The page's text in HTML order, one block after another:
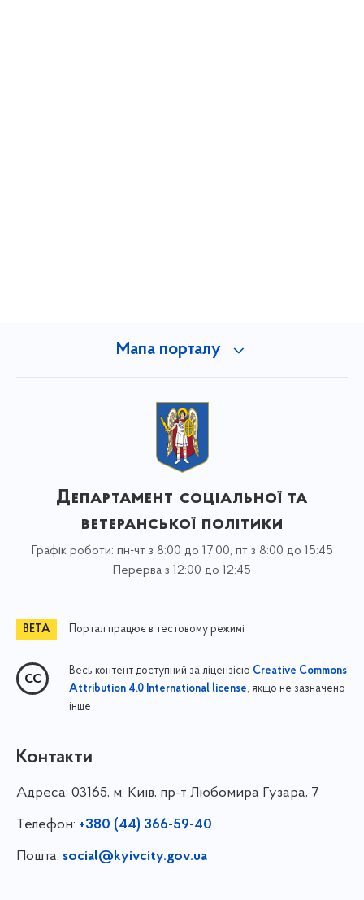
Мапа порталу
Департамент соціальної та
ветеранської політики
Графік роботи: пн-чт з 8:00 до 17:00, пт з 8:00 до 15:45
Перерва з 12:00 до 12:45
Портал працює в тестовому режимі
Весь контент доступний за ліцензією Creative Commons
Attribution 4.0 International license, якщо не зазначено
інше
Контакти
Адреса: 03165, м. Київ, пр-т Любомира Гузара, 7
Телефон: +380 (44) 366-59-40
Пошта: social@kyivcity.gov.ua